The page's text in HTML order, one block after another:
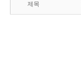
제목